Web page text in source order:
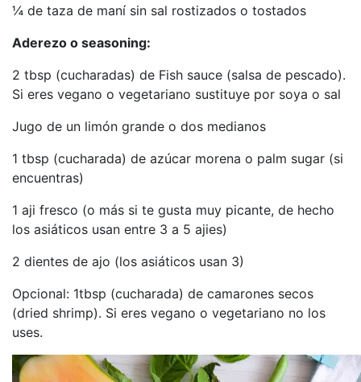
¼ de taza de maní sin sal rostizados o tostados
Aderezo o seasoning:
2 tbsp (cucharadas) de Fish sauce (salsa de pescado).
Si eres vegano o vegetariano sustituye por soya o sal
Jugo de un limón grande o dos medianos
1 tbsp (cucharada) de azúcar morena o palm sugar (si
encuentras)
1 aji fresco (o más si te gusta muy picante, de hecho
los asiáticos usan entre 3 a 5 ajies)
2 dientes de ajo (los asiáticos usan 3)
Opcional: 1tbsp (cucharada) de camarones secos
(dried shrimp). Si eres vegano o vegetariano no los
uses.